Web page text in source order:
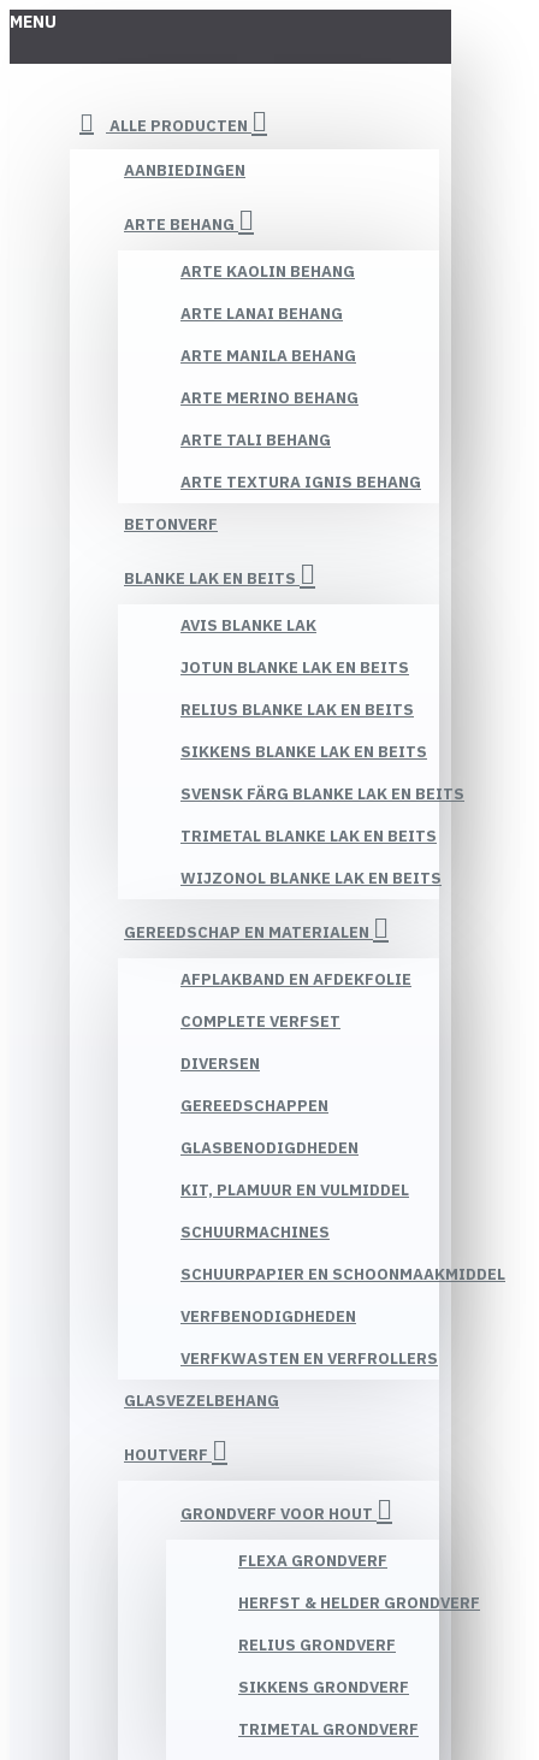
MENU
ALLE PRODUCTEN
AANBIEDINGEN
ARTE BEHANG
ARTE KAOLIN BEHANG
ARTE LANAI BEHANG
ARTE MANILA BEHANG
ARTE MERINO BEHANG
ARTE TALI BEHANG
ARTE TEXTURA IGNIS BEHANG
BETONVERF
BLANKE LAK EN BEITS
AVIS BLANKE LAK
JOTUN BLANKE LAK EN BEITS
RELIUS BLANKE LAK EN BEITS
SIKKENS BLANKE LAK EN BEITS
SVENSK FÄRG BLANKE LAK EN BEITS
TRIMETAL BLANKE LAK EN BEITS
WIJZONOL BLANKE LAK EN BEITS
GEREEDSCHAP EN MATERIALEN
AFPLAKBAND EN AFDEKFOLIE
COMPLETE VERFSET
DIVERSEN
GEREEDSCHAPPEN
GLASBENODIGDHEDEN
KIT, PLAMUUR EN VULMIDDEL
SCHUURMACHINES
SCHUURPAPIER EN SCHOONMAAKMIDDEL
VERFBENODIGDHEDEN
VERFKWASTEN EN VERFROLLERS
GLASVEZELBEHANG
HOUTVERF
GRONDVERF VOOR HOUT
FLEXA GRONDVERF
HERFST & HELDER GRONDVERF
RELIUS GRONDVERF
SIKKENS GRONDVERF
TRIMETAL GRONDVERF